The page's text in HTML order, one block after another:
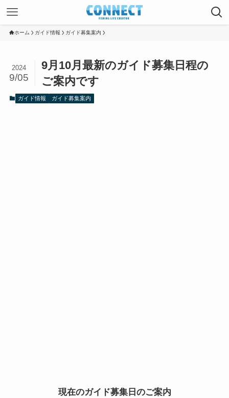
ホーム ガイド情報 ガイド募集案内
9月10月最新のガイド募集日程の
ご案内です
2024
9/05
ガイド情報 ガイド募集案内
現在のガイド募集日のご案内